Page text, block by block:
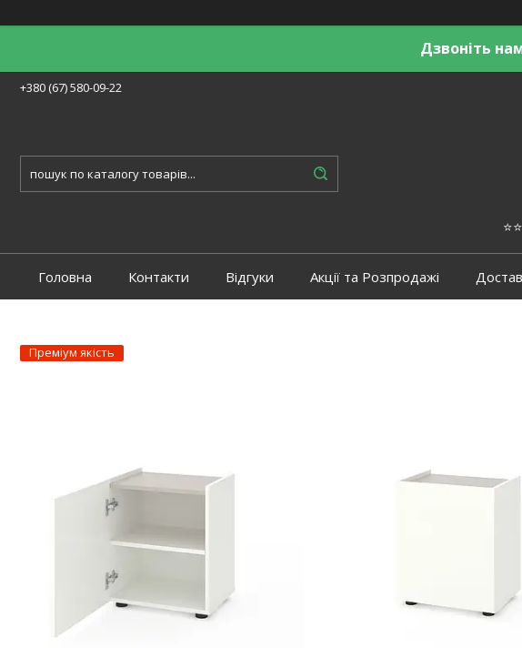
Дзвоніть
+380 (67) 580-09-22
Головна Контакти Відгуки Акції та Розпродажі
Преміум якість